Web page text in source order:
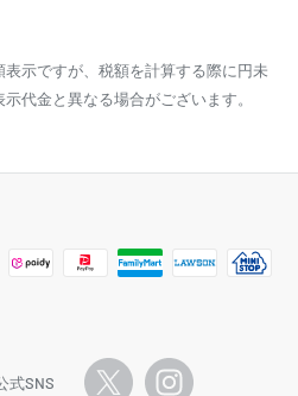
示ですが、税額を計算する際に円未
代金と異なる場合がございます。
式SNS